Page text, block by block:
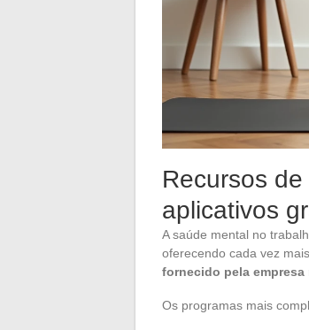
Recursos
aplicativos
A saúde mental no
oferecendo cada vez
fornecido pela
Os programas mais